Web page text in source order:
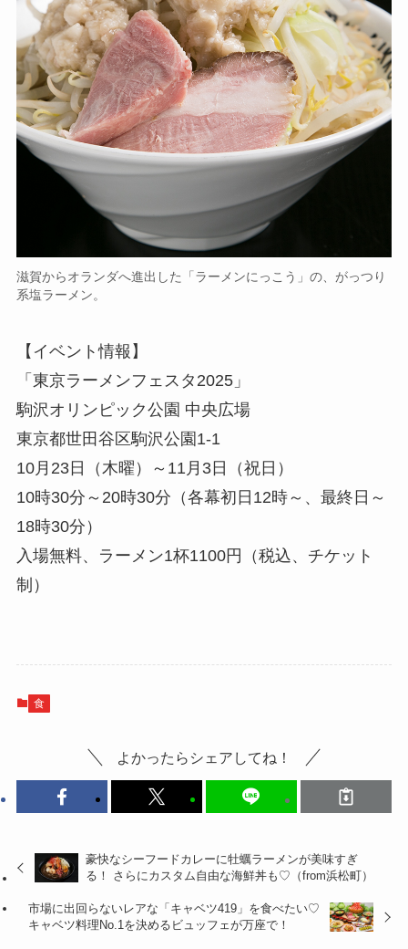
滋賀からオランダへ進出した「ラーメンにっこう」の、がっつり
系塩ラーメン。
【イベント情報】
「東京ラーメンフェスタ2025」
駒沢オリンピック公園 中央広場
東京都世田谷区駒沢公園1-1
10月23日（木曜）～11月3日（祝日）
10時30分～20時30分（各幕初日12時～、最終日～
18時30分）
入場無料、ラーメン1杯1100円（税込、チケット
制）
食
よかったらシェアしてね！
豪快なシーフードカレーに牡蠣ラーメンが美味すぎ
る！ さらにカスタム自由な海鮮丼も♡（from浜松町）
市場に出回らないレアな「キャベツ419」を食べたい♡
キャベツ料理No.1を決めるビュッフェが万座で！